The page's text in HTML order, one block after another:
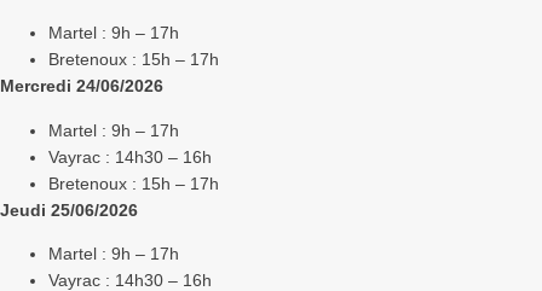
Martel : 9h – 17h
Bretenoux : 15h – 17h
Mercredi 24/06/2026
Martel : 9h – 17h
Vayrac : 14h30 – 16h
Bretenoux : 15h – 17h
Jeudi 25/06/2026
Martel : 9h – 17h
Vayrac : 14h30 – 16h